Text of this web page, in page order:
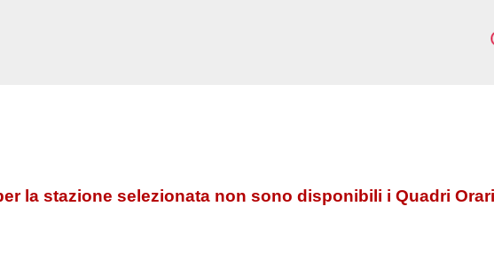
la stazione selezionata non sono disponibili i Quadri